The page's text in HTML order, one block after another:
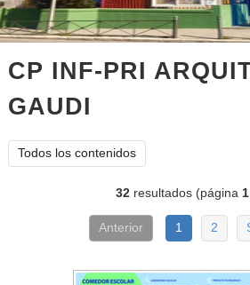
CP INF-PRI
GAUDI
Todos los contenidos
32 resultados (página1
Anterior 1 2